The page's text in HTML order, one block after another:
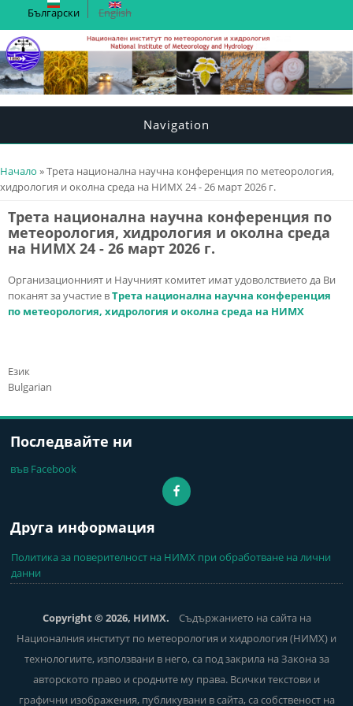
Български English
Navigation
You are here
Начало » Трета национална научна конференция по метеорология,
хидрология и околна среда на НИМХ 24 - 26 март 2026 г.
Трета национална научна конференция по
метеорология, хидрология и околна среда
на НИМХ 24 - 26 март 2026 г.
Организационният и Научният комитет имат удоволствието да Ви
поканят за участие вТрета национална научна конференция
по метеорология, хидрология и околна среда на НИМХ
Език
Bulgarian
Последвайте ни
във Facebook
Друга информация
Политика за поверителност на НИМХ при обработване на лични
данни
Copyright © 2026, НИМХ. Съдържанието на сайта на
Националния институт по метеорология и хидрология (НИМХ) и
технологиите, използвани в него, са под закрила на Закона за
авторското право и сродните му права. Всички текстови и
графични изображения, публикувани в сайта, са собственост на